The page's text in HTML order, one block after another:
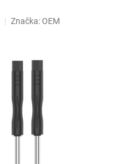
Značka: OEM